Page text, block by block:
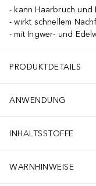
kann Haarbruch und
wirkt schnellem
mit Ingwer- und
PRODUKTDETAILS
ANWENDUNG
INHALTSSTOFFE
WARNHINWEISE